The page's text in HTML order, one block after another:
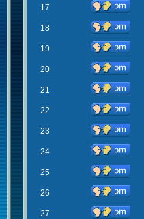
17
18
19
20
21
22
23
24
25
26
27